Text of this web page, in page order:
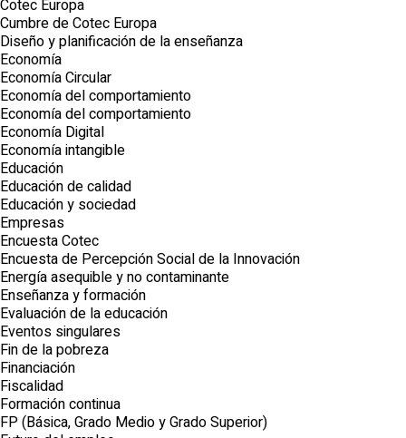
Cotec Europa
Cumbre de Cotec Europa
Diseño y planificación de la enseñanza
Economía
Economía Circular
Economía del comportamiento
Economía del comportamiento
Economía Digital
Economía intangible
Educación
Educación de calidad
Educación y sociedad
Empresas
Encuesta Cotec
Encuesta de Percepción Social de la Innovación
Energía asequible y no contaminante
Enseñanza y formación
Evaluación de la educación
Eventos singulares
Fin de la pobreza
Financiación
Fiscalidad
Formación continua
FP (Básica, Grado Medio y Grado Superior)